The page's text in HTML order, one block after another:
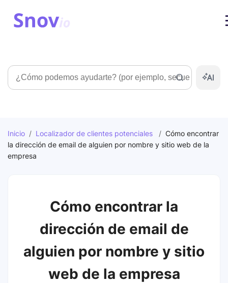
Búsqueda
Inicio / Localizador de clientes potenciales / Cómo encontrar
la dirección de email de alguien por nombre y sitio web de la
empresa
Cómo encontrar la
dirección de email de
alguien por nombre y sitio
web de la empresa